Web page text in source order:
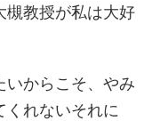
槻教授が私は大好
いからこそ、やみ
くれないそれに